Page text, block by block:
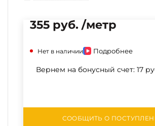
355 руб. /метр
Нет в наличии Подробнее
Вернем на бонусный счет: 17
СООБЩИТЬ О